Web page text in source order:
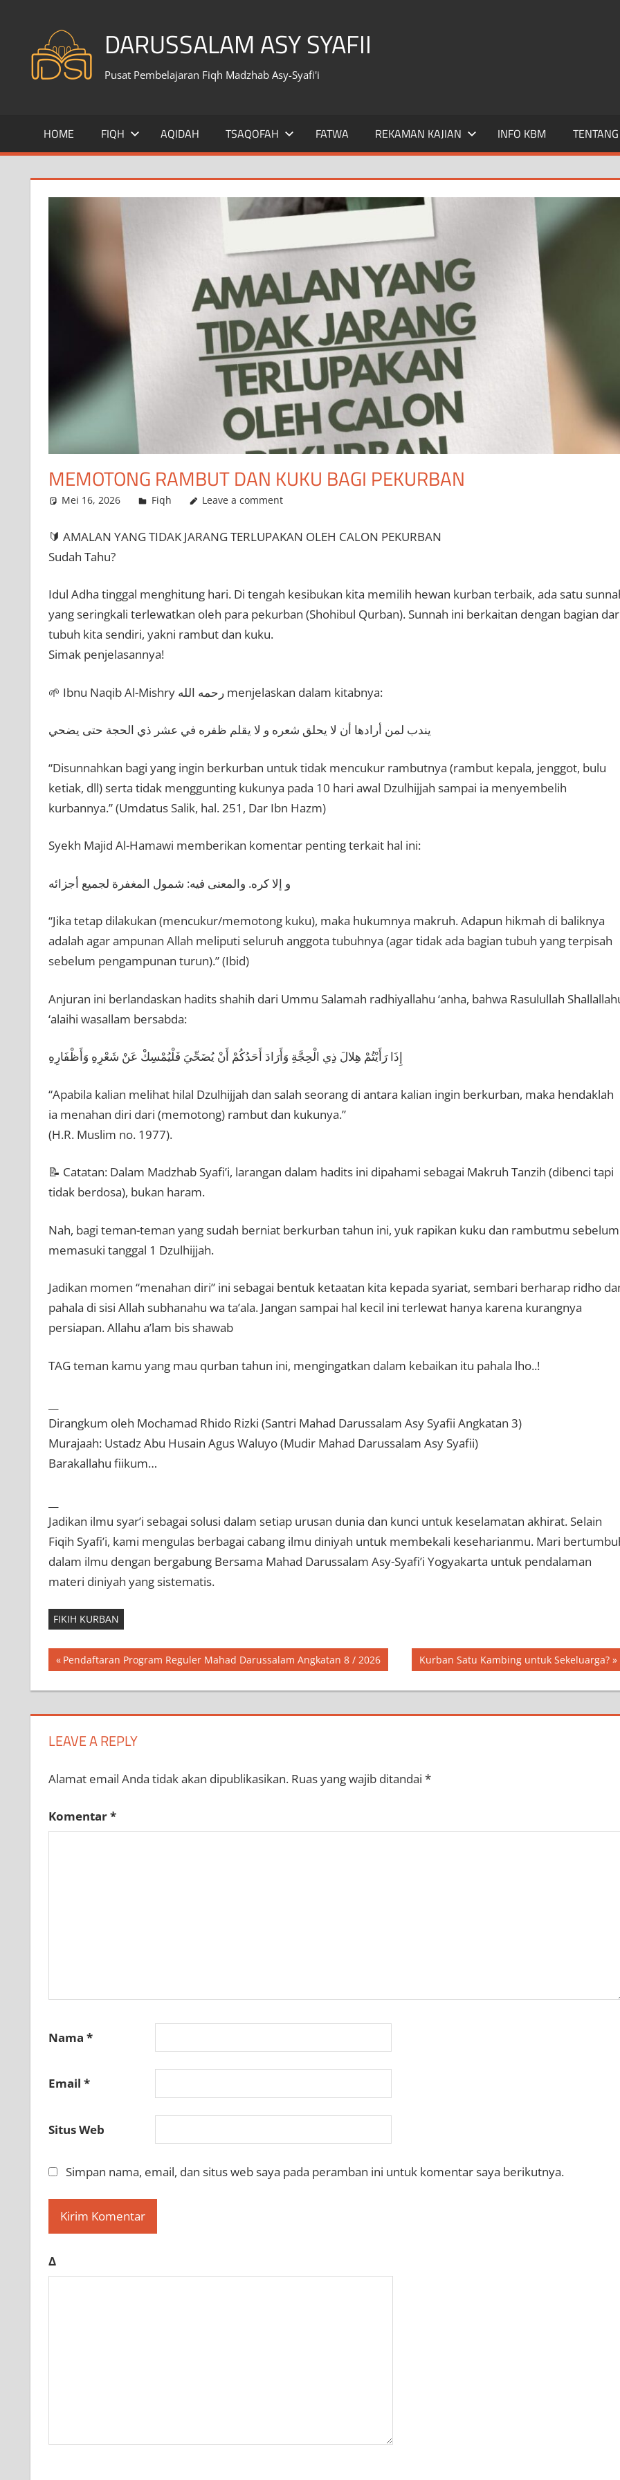
content
DARUSSALAM ASY SYAFII
Pusat Pembelajaran Fiqh Madzhab Asy-Syafi'i
HOME FIQH AQIDAH TSAQOFAH FATWA REKAMAN KAJIAN INFO KBM
MEMOTONG RAMBUT DAN KUKU BAGI PEKURBAN
Mei 16, 2026 admin
Fiqh Leave a comment
🔰 AMALAN YANG TIDAK JARANG TERLUPAKAN OLEH CALON PEKURBAN
Sudah Tahu?
Idul Adha tinggal menghitung hari. Di tengah kesibukan kita memilih hewan kurban terbaik, ada satu
yang seringkali terlewatkan oleh para pekurban (Shohibul Qurban). Sunnah ini berkaitan dengan bagian
tubuh kita sendiri, yakni rambut dan kuku.
Simak penjelasannya!
🌱 Ibnu Naqib Al-Mishry رحمه الله menjelaskan dalam kitabnya:
يندب لمن أرادها أن لا يحلق شعره و لا يقلم ظفره في عشر ذي الحجة حتى يضحي
“Disunnahkan bagi yang ingin berkurban untuk tidak mencukur rambutnya (rambut kepala, jenggot, bulu
ketiak, dll) serta tidak menggunting kukunya pada 10 hari awal Dzulhijjah sampai ia menyembelih
kurbannya.” (Umdatus Salik, hal. 251, Dar Ibn Hazm)
Syekh Majid Al-Hamawi memberikan komentar penting terkait hal ini:
و إلا كره. والمعنى فيه: شمول المغفرة لجميع أجزائه
“Jika tetap dilakukan (mencukur/memotong kuku), maka hukumnya makruh. Adapun hikmah di baliknya
adalah agar ampunan Allah meliputi seluruh anggota tubuhnya (agar tidak ada bagian tubuh yang terpisah
sebelum pengampunan turun).” (Ibid)
Anjuran ini berlandaskan hadits shahih dari Ummu Salamah radhiyallahu ‘anha, bahwa Rasulullah
‘alaihi wasallam bersabda:
إِذَا رَأَيْتُمْ هِلالَ ذِي الْحِجَّةِ وَأَرَادَ أَحَدُكُمْ أَنْ يُضَحِّيَ فَلْيُمْسِكْ عَنْ شَعْرِهِ وَأَظْفَارِهِ
“Apabila kalian melihat hilal Dzulhijjah dan salah seorang di antara kalian ingin berkurban, maka hendaklah
ia menahan diri dari (memotong) rambut dan kukunya.”
(H.R. Muslim no. 1977).
📝 Catatan: Dalam Madzhab Syafi’i, larangan dalam hadits ini dipahami sebagai Makruh Tanzih (dibenci tapi
tidak berdosa), bukan haram.
Nah, bagi teman-teman yang sudah berniat berkurban tahun ini, yuk rapikan kuku dan rambutmu sebelum
memasuki tanggal 1 Dzulhijjah.
Jadikan momen “menahan diri” ini sebagai bentuk ketaatan kita kepada syariat, sembari berharap ridho
pahala di sisi Allah subhanahu wa ta’ala. Jangan sampai hal kecil ini terlewat hanya karena kurangnya
persiapan. Allahu a’lam bis shawab
TAG teman kamu yang mau qurban tahun ini, mengingatkan dalam kebaikan itu pahala lho..!
Dirangkum oleh Mochamad Rhido Rizki (Santri Mahad Darussalam Asy Syafii Angkatan 3)
Murajaah: Ustadz Abu Husain Agus Waluyo (Mudir Mahad Darussalam Asy Syafii)
Barakallahu fiikum…
Jadikan ilmu syar’i sebagai solusi dalam setiap urusan dunia dan kunci untuk keselamatan akhirat. Selain
Fiqih Syafi’i, kami mengulas berbagai cabang ilmu diniyah untuk membekali keseharianmu. Mari
dalam ilmu dengan bergabung Bersama Mahad Darussalam Asy-Syafi’i Yogyakarta untuk pendalaman
materi diniyah yang sistematis.
FIKIH KURBAN
Navigasi
pos
Previous
Post:
Pendaftaran Program Reguler Mahad Darussalam Angkatan 8 / 2026
Next
Post:
Kurban Satu Kambing untuk Sekeluarga?
LEAVE A REPLY
Alamat email Anda tidak akan dipublikasikan. Ruas yang wajib ditandai *
Komentar*
Nama *
Email *
Situs Web
Simpan nama, email, dan situs web saya pada peramban ini untuk komentar saya berikutnya.
Δ